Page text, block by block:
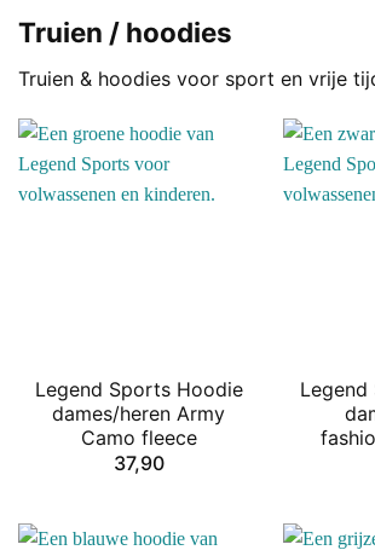
Truien / hoodies
Truien & hoodies voor sport en vrije
Legend Sports Hoodie
dames/heren Army
Camo fleece
37,90